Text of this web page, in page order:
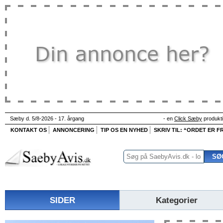
Sæby d. 5/8-2026 - 17. årgang - en Click Sæby
KONTAKT OS
ANNONCERING TIP OS EN NYHED SKRIV TIL: “ORDET ER
SIDER Kategorier